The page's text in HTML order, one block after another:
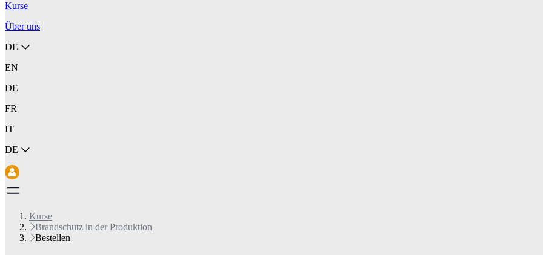
Kurse
Über uns
DE
EN
DE
FR
IT
DE
Kurse
Brandschutz in der Produktion
Bestellen